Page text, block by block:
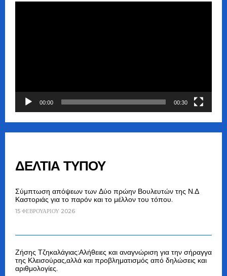
00:00 00:30
ΔΕΛΤΙΑ ΤΥΠΟΥ
Σύμπτωση απόψεων των Δύο πρώην Βουλευτών της Ν.Δ
Καστοριάς για το παρόν και το μέλλον του τόπου.
15 ΦΕΒΡΟΥΑΡΊΟΥ 2026
Ζήσης Τζηκαλάγιας:Αλήθειες και αναγνώριση για την σήραγγα
της Κλεισούρας,αλλά και προβληματισμός από δηλώσεις και
αριθμολογίες.